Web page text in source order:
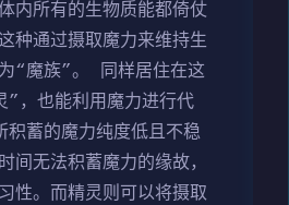
内所有的生物质能都倚仗
种通过摄取魔力来维持生
“魔族”。 同样居住在这
”，也能利用魔力进行代
蓄的魔力纯度低且不稳
间无法积蓄魔力的缘故，
性。而精灵则可以将摄取